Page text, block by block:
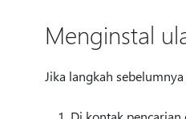
Menginstal
Jika langkah